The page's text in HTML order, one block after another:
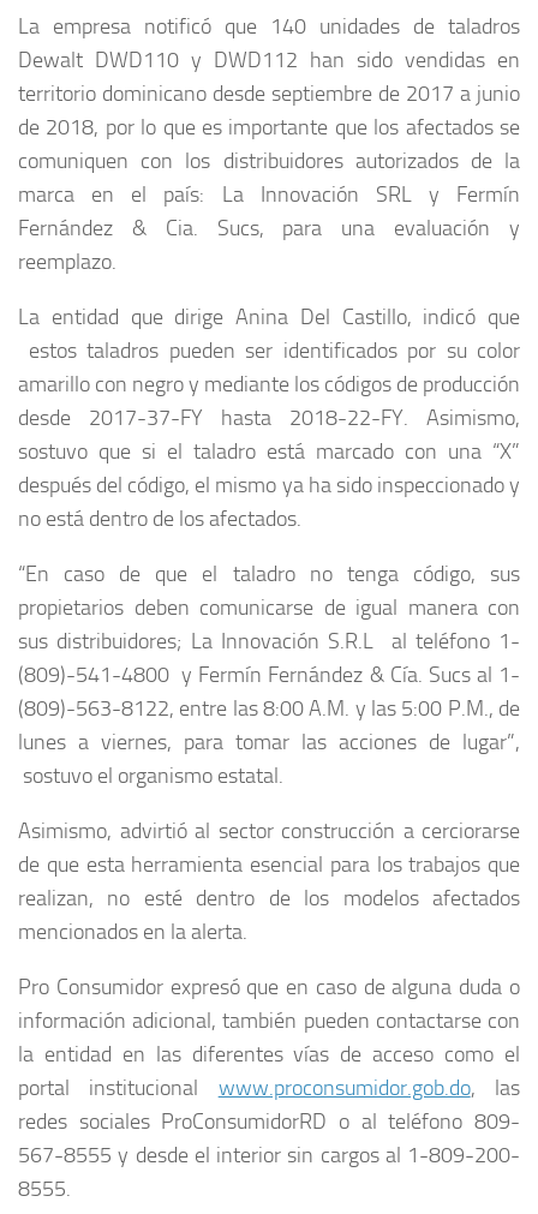
La empresa notificó que 140 unidades de taladros
Dewalt DWD110 y DWD112 han sido vendidas en
territorio dominicano desde septiembre de 2017 a junio
de 2018, por lo que es importante que los afectados se
comuniquen con los distribuidores autorizados de la
marca en el país: La Innovación SRL y Fermín
Fernández & Cia. Sucs, para una evaluación y
reemplazo.
La entidad que dirige Anina Del Castillo, indicó que
estos taladros pueden ser identificados por su color
amarillo con negro y mediante los códigos de producción
desde 2017-37-FY hasta 2018-22-FY. Asimismo,
sostuvo que si el taladro está marcado con una “X”
después del código, el mismo ya ha sido inspeccionado y
no está dentro de los afectados.
“En caso de que el taladro no tenga código, sus
propietarios deben comunicarse de igual manera con
sus distribuidores; La Innovación S.R.L al teléfono 1-
(809)-541-4800 y Fermín Fernández & Cía. Sucs al 1-
(809)-563-8122, entre las 8:00 A.M. y las 5:00 P.M., de
lunes a viernes, para tomar las acciones de lugar”,
sostuvo el organismo estatal.
Asimismo, advirtió al sector construcción a cerciorarse
de que esta herramienta esencial para los trabajos que
realizan, no esté dentro de los modelos afectados
mencionados en la alerta.
Pro Consumidor expresó que en caso de alguna duda o
información adicional, también pueden contactarse con
la entidad en las diferentes vías de acceso como el
portal institucional www.proconsumidor.gob.do, las
redes sociales ProConsumidorRD o al teléfono 809-
567-8555 y desde el interior sin cargos al 1-809-200-
8555.